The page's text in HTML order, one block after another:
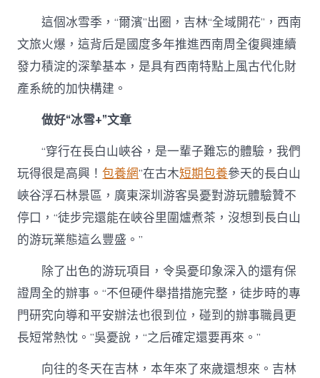
這個冰雪季，“爾濱”出圈，吉林“全域開花”，西南
文旅火爆，這背后是國度多年推進西南周全復興連續
發力積淀的深摯基本，是具有西南特點上風古代化財
產系統的加快構建。
做好“冰雪+”文章
“穿行在長白山峽谷，是一輩子難忘的體驗，我們
玩得很是高興！包養網”在古木短期包養參天的長白山
峽谷浮石林景區，廣東深圳游客吳憂對游玩體驗贊不
停口，“徒步完還能在峽谷里圍爐煮茶，沒想到長白山
的游玩業態這么豐盛。”
除了出色的游玩項目，令吳憂印象深入的還有保
證周全的辦事。“不但硬件舉措措施完整，徒步時的專
門研究向導和平安辦法也很到位，碰到的辦事職員更
長短常熱忱。”吳憂說，“之后確定還要再來。”
向往的冬天在吉林，本年來了來歲還想來。吉林